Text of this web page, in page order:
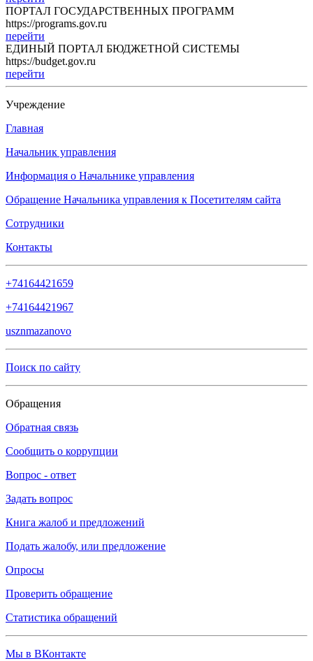
ПОРТАЛ ГОСУДАРСТВЕННЫХ ПРОГРАММ
https://programs.gov.ru
перейти
ЕДИНЫЙ ПОРТАЛ БЮДЖЕТНОЙ СИСТЕМЫ
https://budget.gov.ru
перейти
Учреждение
Главная
Начальник управления
Информация о Начальнике управления
Обращение Начальника управления к Посетителям сайта
Сотрудники
Контакты
+74164421659
+74164421967
usznmazanovo
Поиск по сайту
Обращения
Обратная связь
Сообщить о коррупции
Вопрос - ответ
Задать вопрос
Книга жалоб и предложений
Подать жалобу, или предложение
Опросы
Проверить обращение
Статистика обращений
Мы в ВКонтакте